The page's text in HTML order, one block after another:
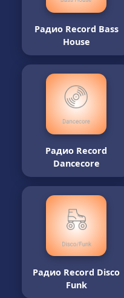
Радио Record Bass
House
Радио Record
Dancecore
Радио Record Disco
Funk